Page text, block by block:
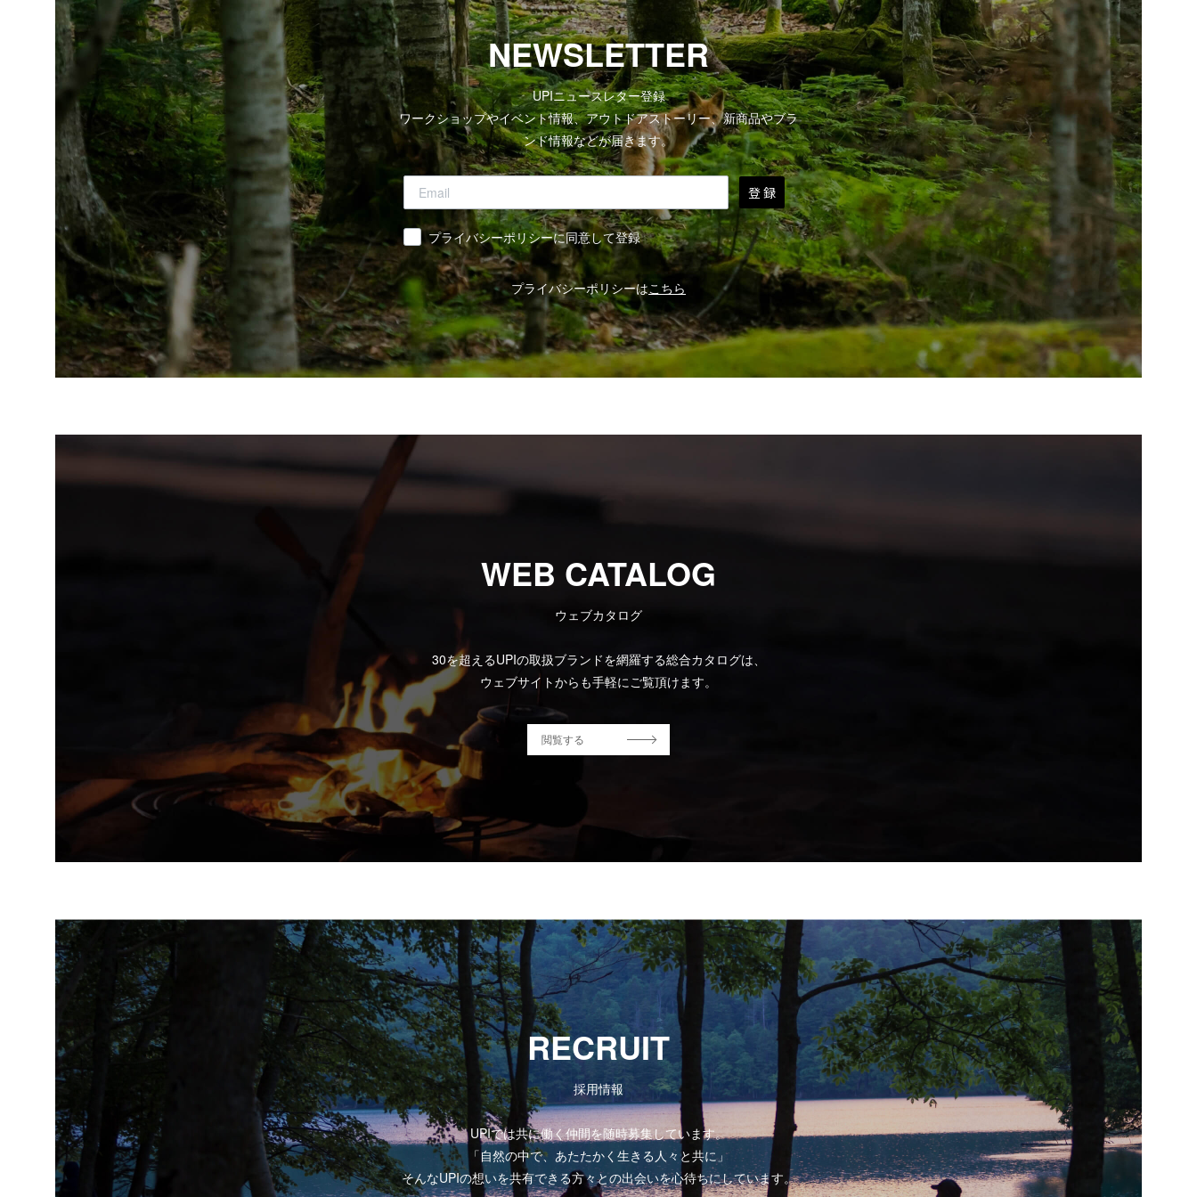
NEWSLETTER
UPIニュースレター登録
ワークショップやイベント情報、アウトドアストーリー、新商品やブラ
ンド情報などが届きます。
登 録
同意プライバシーポリシーに同意して登録
プライバシーポリシーはこちら
WEB CATALOG
ウェブカタログ
30を超えるUPIの取扱ブランドを網羅する総合カタログは、
ウェブサイトからも手軽にご覧頂けます。
閲覧する
RECRUIT
採用情報
UPIでは共に働く仲間を随時募集しています。
「自然の中で、あたたかく生きる人々と共に」
そんなUPIの想いを共有できる方々との出会いを心待ちにしています。